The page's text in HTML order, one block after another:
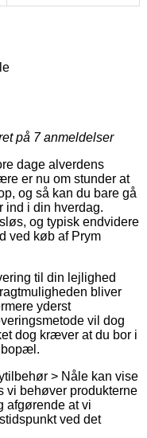
på 7anmeldelser
dage alverdens
er nu om stunder at
og så kan du bare gå
ind i din hverdag.
og typisk endvidere
ved køb af Prym
til din lejlighed
bliver
yderst
vil dog
dog kræver at du bor i
bopæl.
> Nåle kan vise
vi behøver produkterne
afgørende at vi
ved det